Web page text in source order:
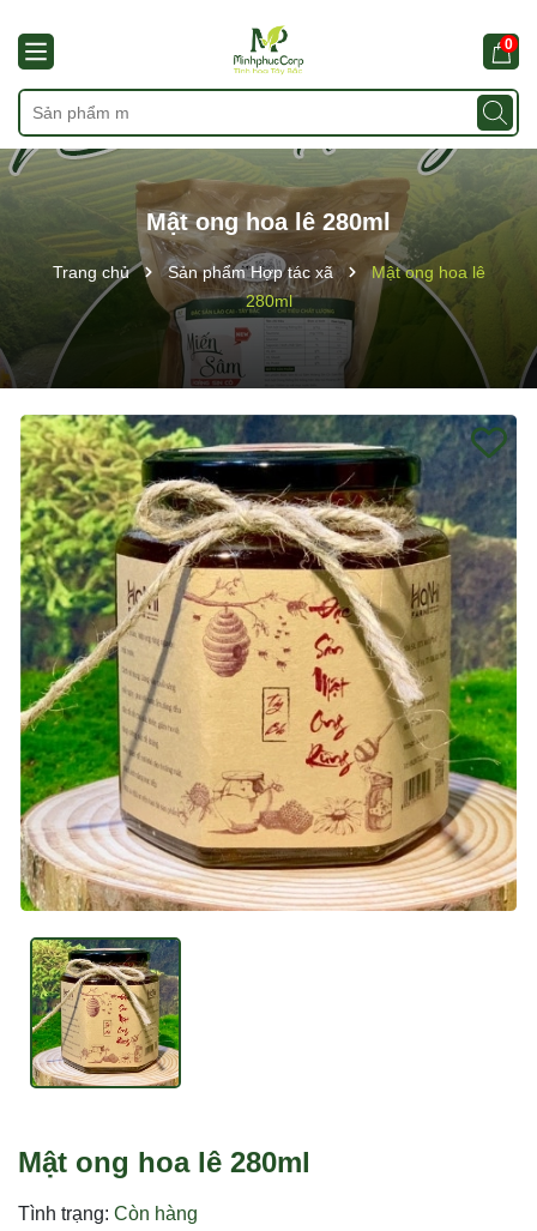
0
Mật ong hoa lê 280ml
Trang chủ Sản phẩm Hợp tác xã
Mật ong hoa lê
280ml
Mật ong hoa lê 280ml
Tình trạng: Còn hàng
Mã giảm giá:
Ngày hết hạn:
Điều kiện: